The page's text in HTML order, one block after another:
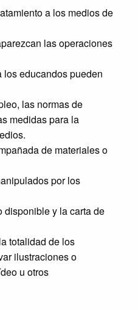
a los medios de
las operaciones
los educandos pueden
las normas de
medidas para la
de materiales o
por los
disponible y la carta de
totalidad de los
ilustraciones o
u otros